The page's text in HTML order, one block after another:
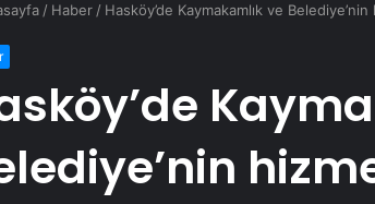
/ Haber / Hasköy’de Kaymakamlık ve